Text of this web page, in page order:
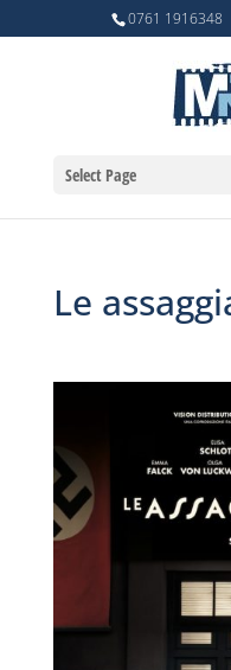
0761 1916348
Select Page
Le